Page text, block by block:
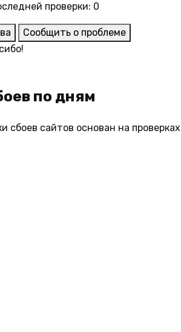
проверки: 0
Сообщить о проблеме
по дням
сбоев сайтов основан на